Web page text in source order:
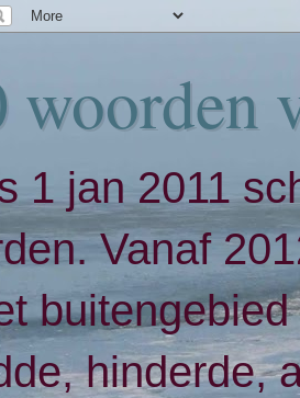
woorden
1 jan 2011
Vanaf
hinderde,